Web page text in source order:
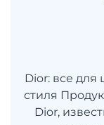
Dior: все
стиля
Dior,